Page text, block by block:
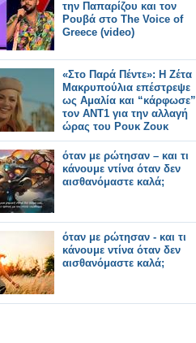
την Παπαρίζου και τον
Ρουβά στο The Voice of
Greece (video)
«Στο Παρά Πέντε»: Η Ζέτα
Μακρυπούλια επέστρεψε
ως Αμαλία και “κάρφωσε”
τον ΑΝΤ1 για την αλλαγή
ώρας του Ρουκ Ζουκ
όταν με ρώτησαν – και τι
κάνουμε ντίνα όταν δεν
αισθανόμαστε καλά;
όταν με ρώτησαν - και τι
κάνουμε ντίνα όταν δεν
αισθανόμαστε καλά;